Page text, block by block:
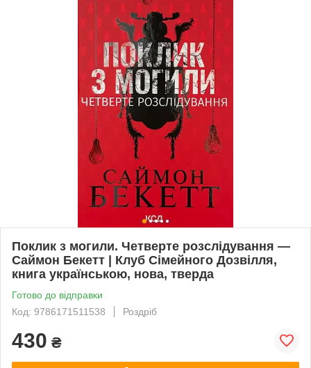
Поклик з могили. Четверте розслідування —
Саймон Бекетт | Клуб Сімейного Дозвілля,
книга українською, нова, тверда
Готово до відправки
Код: 9786171511538
Роздріб
430 ₴